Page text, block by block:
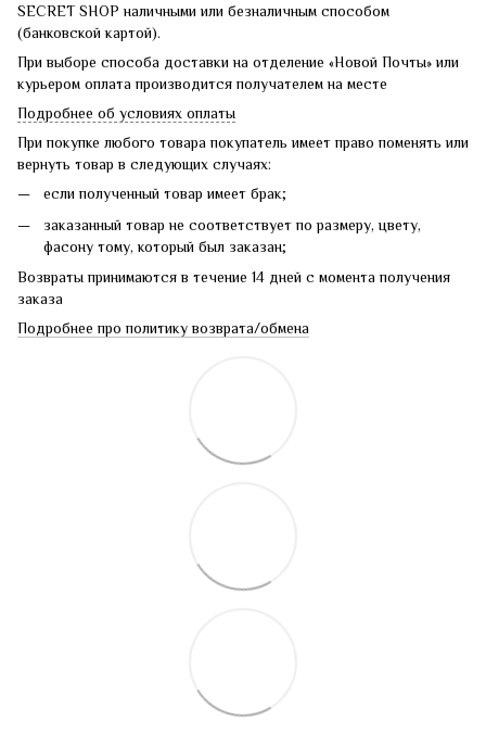
SECRET SHOP наличными или безналичным способом
(банковской картой).
При выборе способа доставки на отделение «Новой Почты» или
курьером оплата производится получателем на месте
Подробнее об условиях оплаты
При покупке любого товара покупатель имеет право поменять или
вернуть товар в следующих случаях:
если полученный товар имеет брак;
заказанный товар не соответствует по размеру, цвету,
фасону тому, который был заказан;
Возвраты принимаются в течение 14 дней с момента получения
заказа
Подробнее про политику возврата/обмена